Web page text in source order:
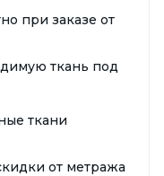
при заказе от
ткань под
ткани
от метража